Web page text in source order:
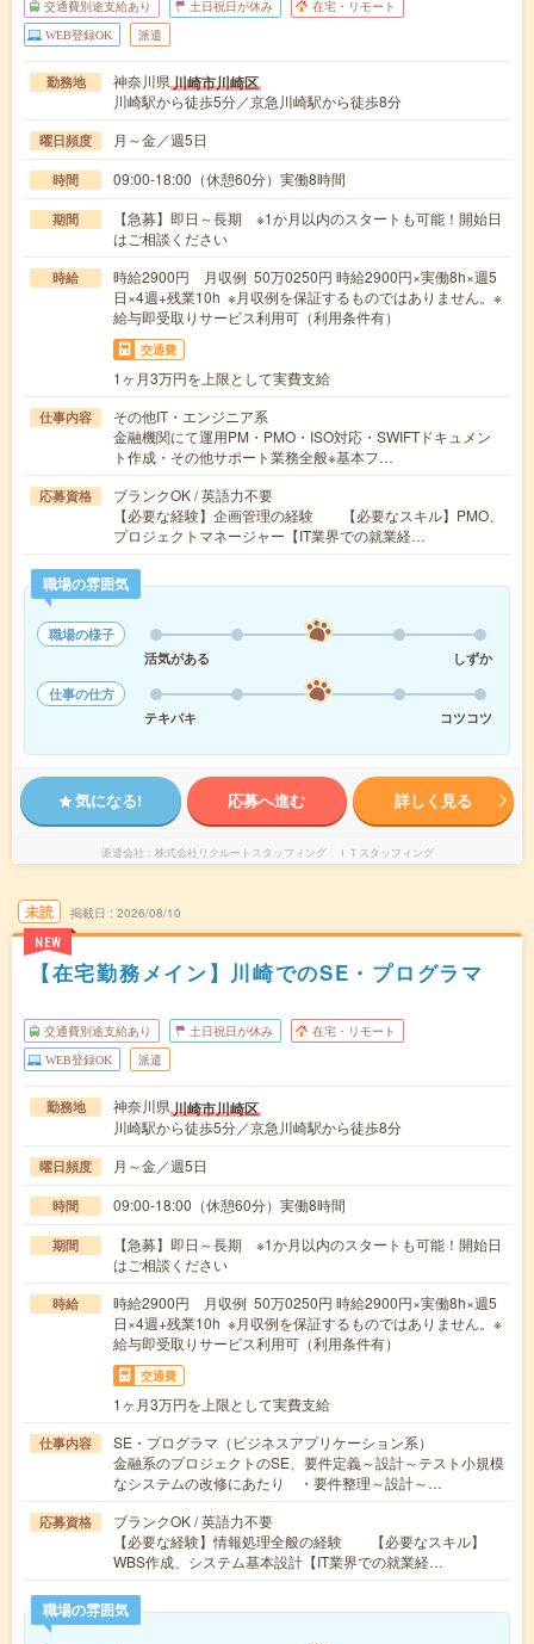
交通費別途支給あり 土日祝日が休み 在宅・リモート
WEB登録OK 派遣
勤務地 神奈川県川崎市川崎区
川崎駅から徒歩5分／京急川崎駅から徒歩8分
曜日頻度 月～金／週5日
時間 09:00-18:00（休憩60分）実働8時間
期間
【急募】即日～長期 ※1か月以内のスタートも可能！開始日
はご相談ください
時給
時給2900円 月収例 50万0250円 時給2900円×実働8h×週5
日×4週+残業10h ※月収例を保証するものではありません。※
給与即受取りサービス利用可（利用条件有）
交通費
1ヶ月3万円を上限として実費支給
仕事内容
その他IT・エンジニア系
金融機関にて運用PM・PMO・ISO対応・SWIFTドキュメン
ト作成・その他サポート業務全般※基本フ…
応募資格
ブランクOK / 英語力不要
【必要な経験】企画管理の経験 【必要なスキル】PMO、
プロジェクトマネージャー【IT業界での就業経…
職場の雰囲気
職場の様子
活気がある
しずか
仕事の仕方
テキパキ
コツコツ
気になる! 応募へ進む 詳しく見る
派遣会社 株式会社リクルートスタッフィング ＩＴスタッフィング
未読
NEW
掲載日 2026/08/10
【在宅勤務メイン】川崎でのSE・プログラマ
交通費別途支給あり 土日祝日が休み 在宅・リモート
WEB登録OK 派遣
勤務地 神奈川県川崎市川崎区
川崎駅から徒歩5分／京急川崎駅から徒歩8分
曜日頻度 月～金／週5日
時間 09:00-18:00（休憩60分）実働8時間
期間
【急募】即日～長期 ※1か月以内のスタートも可能！開始日
はご相談ください
時給
時給2900円 月収例 50万0250円 時給2900円×実働8h×週5
日×4週+残業10h ※月収例を保証するものではありません。※
給与即受取りサービス利用可（利用条件有）
交通費
1ヶ月3万円を上限として実費支給
仕事内容
SE・プログラマ（ビジネスアプリケーション系）
金融系のプロジェクトのSE、要件定義～設計～テスト小規模
なシステムの改修にあたり ・要件整理～設計～…
応募資格
ブランクOK / 英語力不要
【必要な経験】情報処理全般の経験 【必要なスキル】
WBS作成、システム基本設計【IT業界での就業経…
職場の雰囲気